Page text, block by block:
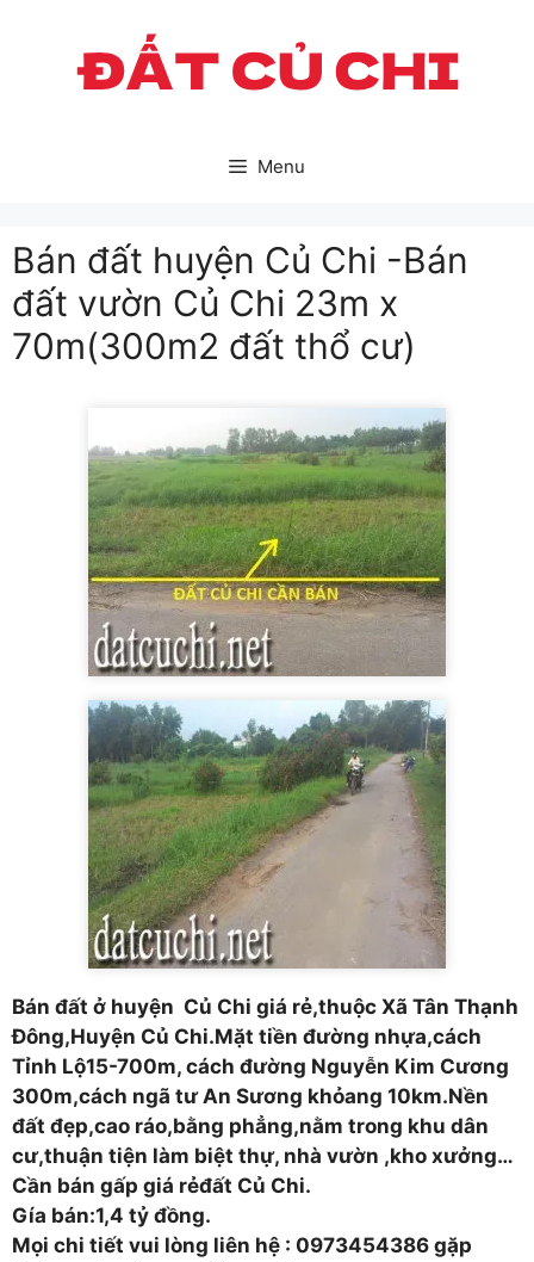
Menu
Bán đất huyện Củ Chi -Bán
đất vườn Củ Chi 23m x
70m(300m2 đất thổ cư)
Bán đất ở huyện Củ Chi giá rẻ,thuộc Xã Tân Thạnh
Đông,Huyện Củ Chi.Mặt tiền đường nhựa,cách
Tỉnh Lộ15-700m, cách đường Nguyễn Kim Cương
300m,cách ngã tư An Sương khỏang 10km.Nền
đất đẹp,cao ráo,bằng phẳng,nằm trong khu dân
cư,thuận tiện làm biệt thự, nhà vườn ,kho xưởng…
Cần bán gấp giá rẻđất Củ Chi.
Gía bán:1,4 tỷ đồng.
Mọi chi tiết vui lòng liên hệ : 0973454386 gặp